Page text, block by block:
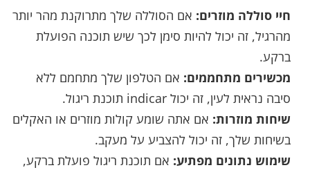
חיי סוללה מוזרים: אם הסוללה שלך מתרוקנת מהר יותר
מהרגיל, זה יכול להיות סימן לכך שיש תוכנה הפועלת
ברקע.
מכשירים מתחממים: אם הטלפון שלך מתחמם ללא
סיבה נראית לעין, זה יכול indicar תוכנת ריגול.
שיחות מוזרות: אם אתה שומע קולות מוזרים או האקלים
בשיחות שלך, זה יכול להצביע על מעקב.
שימוש נתונים מפתיע: אם תוכנת ריגול פועלת ברקע,